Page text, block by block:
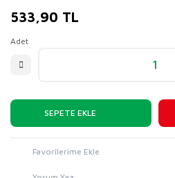
533,90 TL
Adet
SEPETE EKLE